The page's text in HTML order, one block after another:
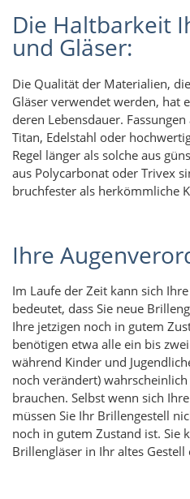
Die Haltbarkeit
und Gläser:
Die Qualität der Materialien,
Gläser verwendet werden, hat
deren Lebensdauer.
Titan, Edelstahl oder
Regel länger als solche aus
aus Polycarbonat oder Trivex
bruchfester als herkömmliche
Ihre
Im Laufe der Zeit kann sich
bedeutet, dass Sie neue
Ihre jetzigen noch in gutem
benötigen etwa alle ein bis
während Kinder und
noch verändert)
brauchen. Selbst wenn sich
müssen Sie Ihr Brillengestell
noch in gutem Zustand ist. Sie
Brillengläser in Ihr altes Gestell